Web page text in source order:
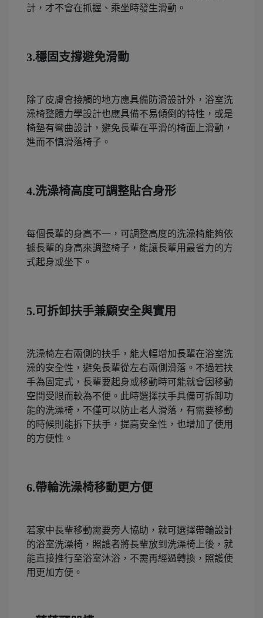
計，才不會在抓握、乘坐時發生滑動。
3.穩固支撐避免滑動
除了皮膚會接觸的地方應具備防滑設計外，浴室洗
澡椅整體力學設計也應具備不易傾倒的特性，或是
椅墊有彎曲設計，避免長輩在平滑的椅面上滑動，
進而不慎滑落椅子。
4.洗澡椅高度可調整貼合身形
每個長輩的身高不一，可調整高度的洗澡椅能夠依
據長輩的身高來調整椅子，能讓長輩用最省力的方
式起身或坐下。
5.可拆卸扶手兼顧安全與實用
洗澡椅左右兩側的扶手，能大幅增加長輩在浴室洗
澡的安全性，避免長輩從左右兩側滑落。不過若扶
手為固定式，長輩要起身或移動時可能就會因移動
空間受限而較為不便。此時選擇扶手具備可拆卸功
能的洗澡椅，不僅可以防止老人滑落，有需要移動
的時候則能拆下扶手，提高安全性，也增加了使用
的方便性。
6.帶輪洗澡椅移動更方便
若家中長輩移動需要旁人協助，就可選擇帶輪設計
的浴室洗澡椅，照護者將長輩放到洗澡椅上後，就
能直接推行至浴室沐浴，不需再經過轉換，照護使
用更加方便。